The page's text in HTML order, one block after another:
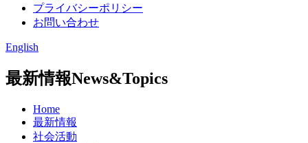
プライバシーポリシー
お問い合わせ
English
最新情報News&Topics
Home
最新情報
社会活動